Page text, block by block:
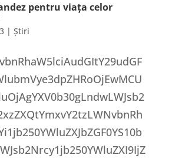
pentru viața celor
| Știri